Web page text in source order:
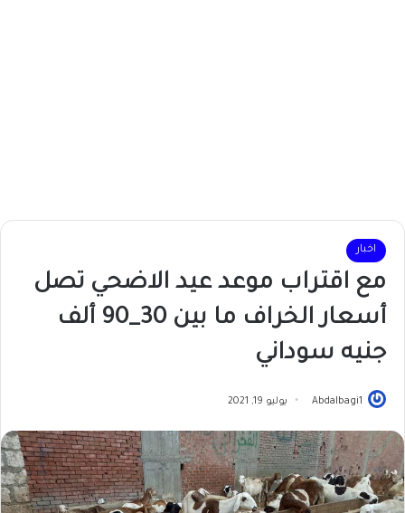
اخبار
مع اقتراب موعد عيد الاضحي تصل
أسعار الخراف ما بين 30_90 ألف
جنيه سوداني
Abdalbagi1 يوليو 19, 2021